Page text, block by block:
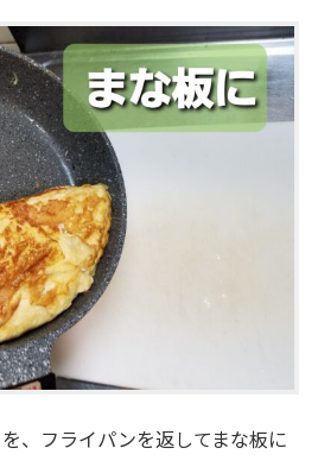
、フライパンを返してまな板に